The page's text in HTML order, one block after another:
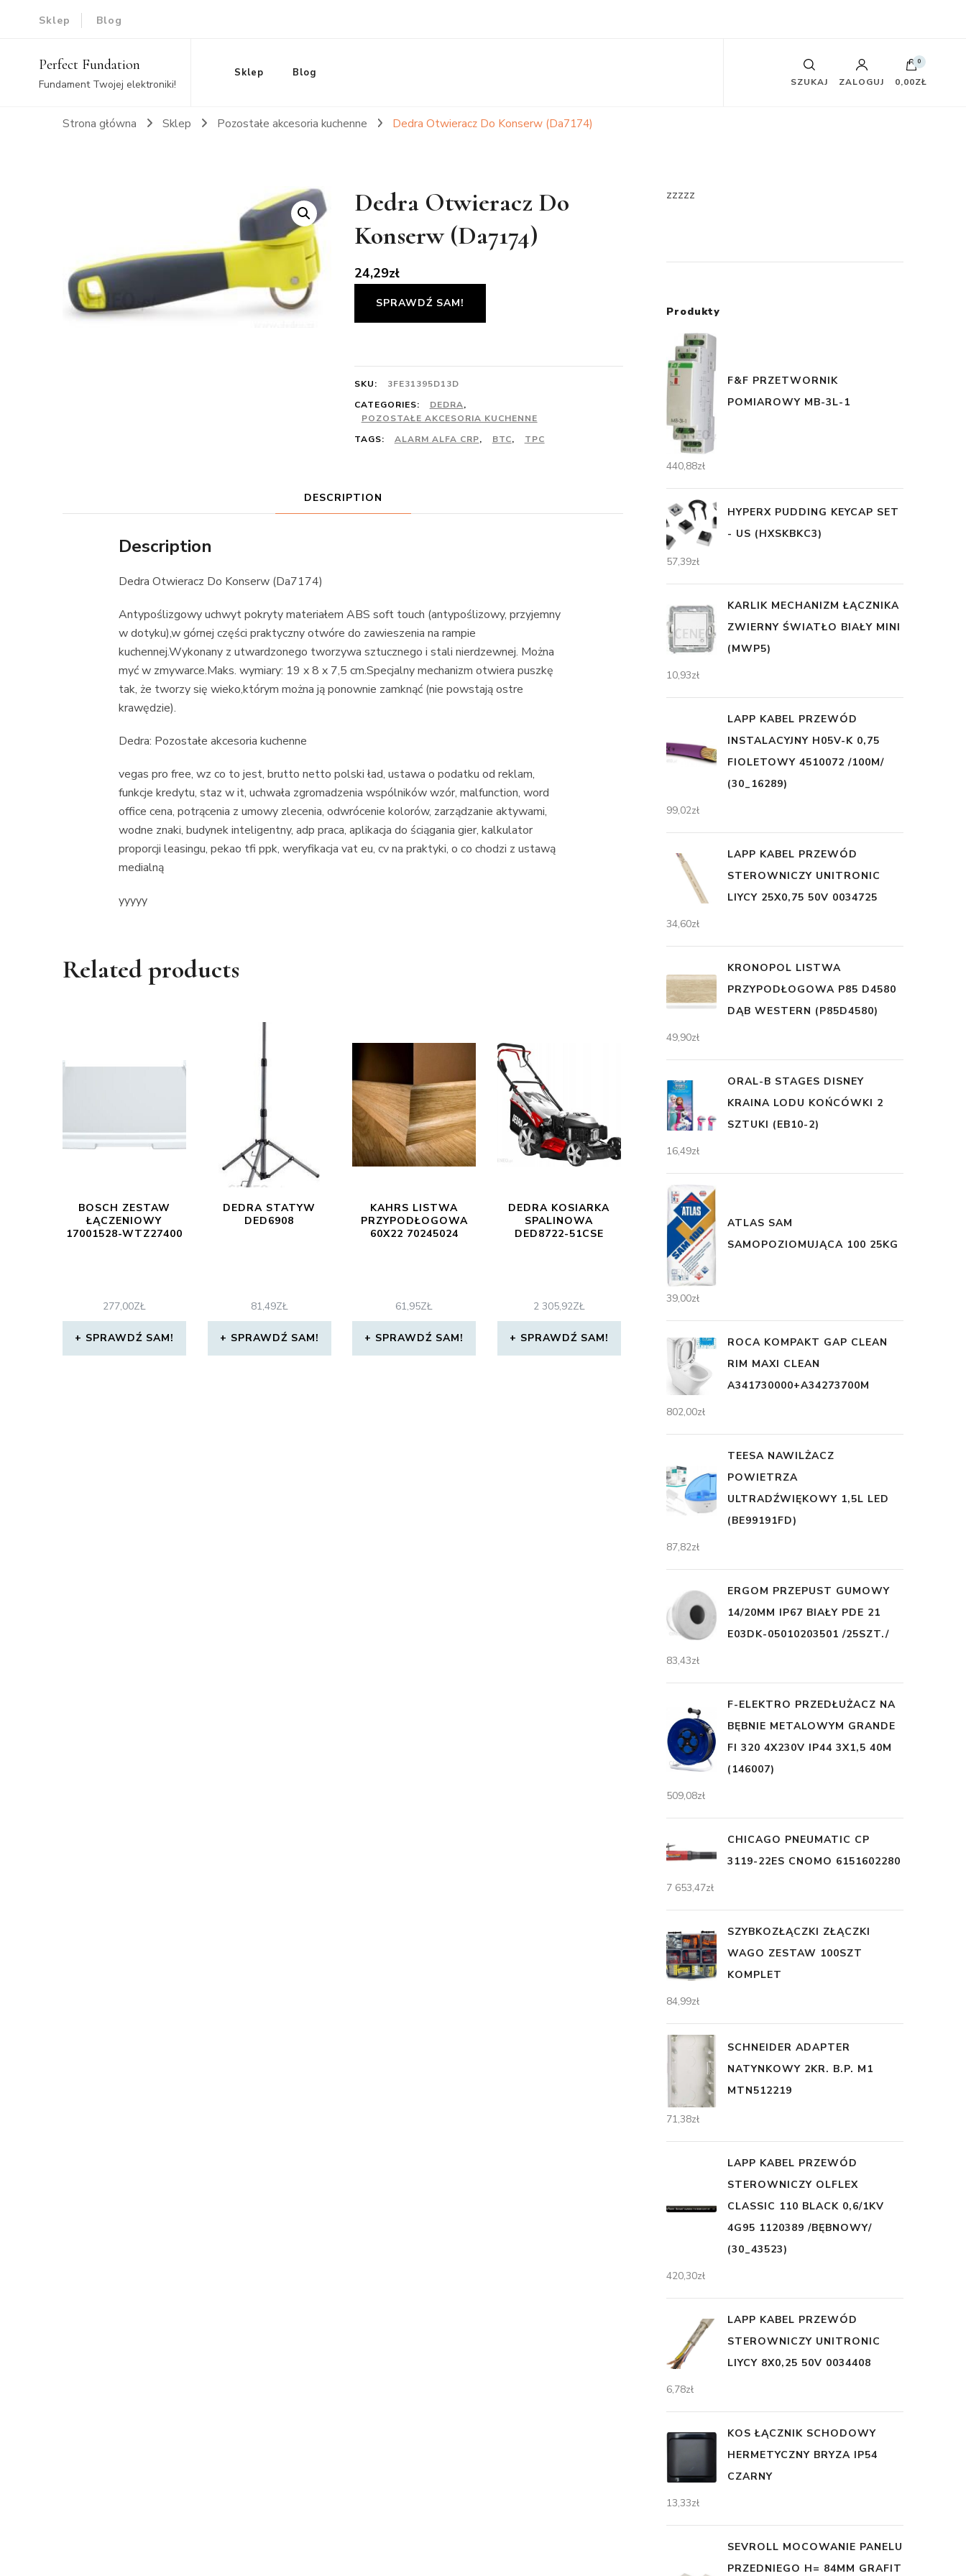
Sklep Blog
Perfect Fundation
Fundament Twojej elektroniki!
Sklep Blog
SZUKAJ ZALOGUJ
0
0,00ZŁ
Strona główna Sklep Pozostałe akcesoria kuchenne Dedra Otwieracz Do Konserw (Da7174)
Dedra Otwieracz Do
Konserw (Da7174)
24,29zł
SPRAWDŹ SAM!
SKU:
3FE31395D13D
CATEGORIES:
DEDRA,
POZOSTAŁE AKCESORIA KUCHENNE
TAGS:
ALARM ALFA CRP, BTC, TPC
DESCRIPTION
Description
Dedra Otwieracz Do Konserw (Da7174)
Antypoślizgowy uchwyt pokryty materiałem ABS soft touch (antypoślizowy, przyjemny
w dotyku),w górnej części praktyczny otwóre do zawieszenia na rampie
kuchennej.Wykonany z utwardzonego tworzywa sztucznego i stali nierdzewnej. Można
myć w zmywarce.Maks. wymiary: 19 x 8 x 7,5 cm.Specjalny mechanizm otwiera puszkę
tak, że tworzy się wieko,którym można ją ponownie zamknąć (nie powstają ostre
krawędzie).
Dedra: Pozostałe akcesoria kuchenne
vegas pro free, wz co to jest, brutto netto polski ład, ustawa o podatku od reklam,
funkcje kredytu, staz w it, uchwała zgromadzenia wspólników wzór, malfunction, word
office cena, potrącenia z umowy zlecenia, odwrócenie kolorów, zarządzanie aktywami,
wodne znaki, budynek inteligentny, adp praca, aplikacja do ściągania gier, kalkulator
proporcji leasingu, pekao tfi ppk, weryfikacja vat eu, cv na praktyki, o co chodzi z ustawą
medialną
yyyyy
Related products
BOSCH ZESTAW
ŁĄCZENIOWY
17001528-WTZ27400
277,00ZŁ
SPRAWDŹ SAM!
DEDRA STATYW
DED6908
81,49ZŁ
SPRAWDŹ SAM!
KAHRS LISTWA
PRZYPODŁOGOWA
60X22 70245024
61,95ZŁ
SPRAWDŹ SAM!
DEDRA KOSIARKA
SPALINOWA
DED8722-51CSE
2 305,92ZŁ
SPRAWDŹ SAM!
zzzzz
Produkty
F&F PRZETWORNIK
POMIAROWY MB-3L-1
440,88zł
HYPERX PUDDING KEYCAP SET
- US (HXSKBKC3)
57,39zł
KARLIK MECHANIZM ŁĄCZNIKA
ZWIERNY ŚWIATŁO BIAŁY MINI
(MWP5)
10,93zł
LAPP KABEL PRZEWÓD
INSTALACYJNY H05V-K 0,75
FIOLETOWY 4510072 /100M/
(30_16289)
99,02zł
LAPP KABEL PRZEWÓD
STEROWNICZY UNITRONIC
LIYCY 25X0,75 50V 0034725
34,60zł
KRONOPOL LISTWA
PRZYPODŁOGOWA P85 D4580
DĄB WESTERN (P85D4580)
49,90zł
ORAL-B STAGES DISNEY
KRAINA LODU KOŃCÓWKI 2
SZTUKI (EB10-2)
16,49zł
ATLAS SAM
SAMOPOZIOMUJĄCA 100 25KG
39,00zł
ROCA KOMPAKT GAP CLEAN
RIM MAXI CLEAN
A341730000+A34273700M
802,00zł
TEESA NAWILŻACZ
POWIETRZA
ULTRADŹWIĘKOWY 1,5L LED
(BE99191FD)
87,82zł
ERGOM PRZEPUST GUMOWY
14/20MM IP67 BIAŁY PDE 21
E03DK-05010203501 /25SZT./
83,43zł
F-ELEKTRO PRZEDŁUŻACZ NA
BĘBNIE METALOWYM GRANDE
FI 320 4X230V IP44 3X1,5 40M
(146007)
509,08zł
CHICAGO PNEUMATIC CP
3119-22ES CNOMO 6151602280
7 653,47zł
SZYBKOZŁĄCZKI ZŁĄCZKI
WAGO ZESTAW 100SZT
KOMPLET
84,99zł
SCHNEIDER ADAPTER
NATYNKOWY 2KR. B.P. M1
MTN512219
71,38zł
LAPP KABEL PRZEWÓD
STEROWNICZY OLFLEX
CLASSIC 110 BLACK 0,6/1KV
4G95 1120389 /BĘBNOWY/
(30_43523)
420,30zł
LAPP KABEL PRZEWÓD
STEROWNICZY UNITRONIC
LIYCY 8X0,25 50V 0034408
6,78zł
KOS ŁĄCZNIK SCHODOWY
HERMETYCZNY BRYZA IP54
CZARNY
13,33zł
SEVROLL MOCOWANIE PANELU
PRZEDNIEGO H= 84MM GRAFIT